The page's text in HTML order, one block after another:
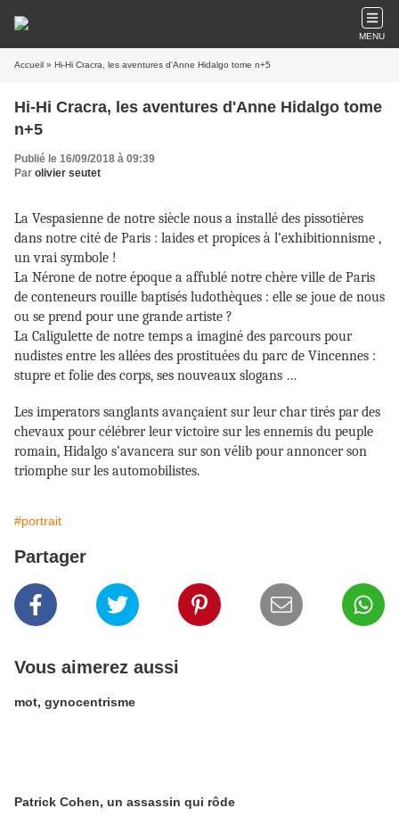
MENU
Accueil » Hi-Hi Cracra, les aventures d'Anne Hidalgo tome n+5
Hi-Hi Cracra, les aventures d'Anne Hidalgo tome
n+5
Publié le 16/09/2018 à 09:39
Par olivier seutet
La Vespasienne de notre siècle nous a installé des pissotières
dans notre cité de Paris : laides et propices à l’exhibitionnisme ,
un vrai symbole !
La Nérone de notre époque a affublé notre chère ville de Paris
de conteneurs rouille baptisés ludothèques : elle se joue de nous
ou se prend pour une grande artiste ?
La Caligulette de notre temps a imaginé des parcours pour
nudistes entre les allées des prostituées du parc de Vincennes :
stupre et folie des corps, ses nouveaux slogans …
Les imperators sanglants avançaient sur leur char tirés par des
chevaux pour célébrer leur victoire sur les ennemis du peuple
romain, Hidalgo s’avancera sur son vélib pour annoncer son
triomphe sur les automobilistes.
#portrait
Partager
Vous aimerez aussi
mot, gynocentrisme
Patrick Cohen, un assassin qui rôde